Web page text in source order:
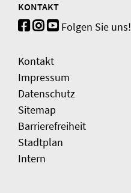
KONTAKT
Folgen Sie uns!
Kontakt
Impressum
Datenschutz
Sitemap
Barrierefreiheit
Stadtplan
Intern